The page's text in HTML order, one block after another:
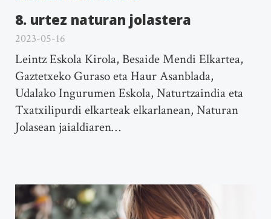
8. urtez naturan jolastera
2023-05-16
Leintz Eskola Kirola, Besaide Mendi Elkartea,
Gaztetxeko Guraso eta Haur Asanblada,
Udalako Ingurumen Eskola, Naturtzaindia eta
Txatxilipurdi elkarteak elkarlanean, Naturan
Jolasean jaialdiaren…